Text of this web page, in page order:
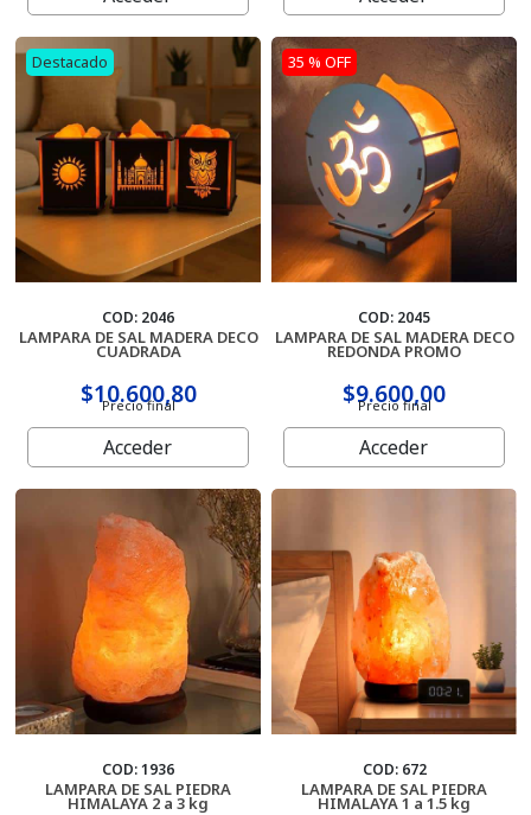
Destacado
COD: 2046
LAMPARA DE SAL MADERA DECO
CUADRADA
$10.600,80
Precio final
Acceder
35 % OFF
COD: 2045
LAMPARA DE SAL MADERA DECO
REDONDA PROMO
$9.600,00
Precio final
Acceder
COD: 1936
LAMPARA DE SAL PIEDRA
HIMALAYA 2 a 3 kg
COD: 672
LAMPARA DE SAL PIEDRA
HIMALAYA 1 a 1.5 kg
Porta Sahumerios
Perfumes Simil Hombre
Perfumes Simil Mujer
Pilas
Palo Santo
Sahumerios Dhoop
Sahumerios Conos Cascada
Sahumadores
Velas Y Velones